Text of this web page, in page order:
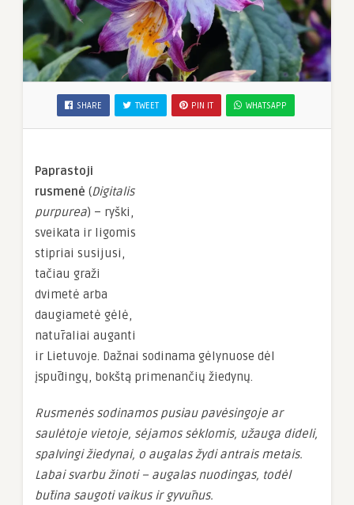
SHARE TWEET PIN IT WHATSAPP
Paprastoji
rusmenė (Digitalis
purpurea) – ryški,
sveikata ir ligomis
stipriai susijusi,
tačiau graži
dvimetė arba
daugiametė gėlė,
natūraliai auganti
ir Lietuvoje. Dažnai sodinama gėlynuose dėl
įspūdingų, bokštą primenančių žiedynų.
Rusmenės sodinamos pusiau pavėsingoje ar
saulėtoje vietoje, sėjamos sėklomis, užauga dideli,
spalvingi žiedynai, o augalas žydi antrais metais.
Labai svarbu žinoti – augalas nuodingas, todėl
būtina saugoti vaikus ir gyvūnus.